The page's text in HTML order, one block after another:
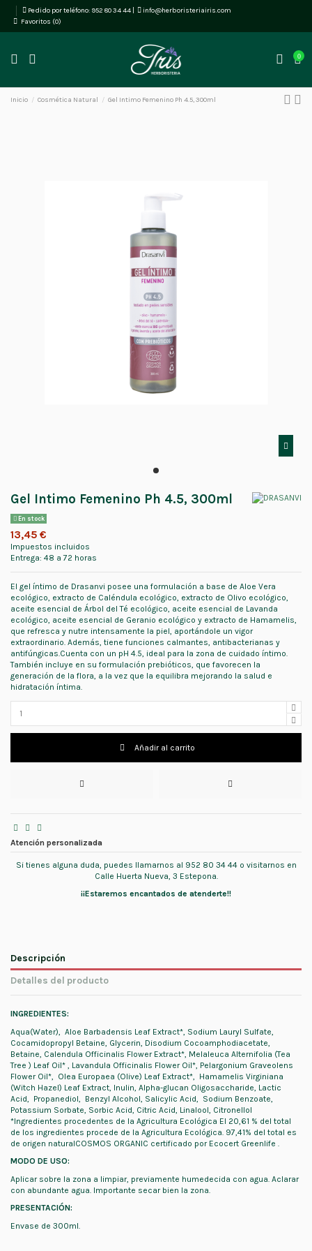
Pedido por teléfono: 952 80 34 44
info@herboristeriairis.com
Favoritos (0)
0
Inicio Cosmética Natural Gel Intimo Femenino Ph 4.5, 300ml
Gel Intimo Femenino Ph 4.5, 300ml
En stock
13,45 €
Impuestos incluidos
Entrega: 48 a 72 horas
El gel íntimo de Drasanvi posee una formulación a base de Aloe Vera
ecológico, extracto de Caléndula ecológico, extracto de Olivo ecológico,
aceite esencial de Árbol del Té ecológico, aceite esencial de Lavanda
ecológico, aceite esencial de Geranio ecológico y extracto de Hamamelis,
que refresca y nutre intensamente la piel, aportándole un vigor
extraordinario. Además, tiene funciones calmantes, antibacterianas y
antifúngicas.Cuenta con un pH 4.5, ideal para la zona de cuidado íntimo.
También incluye en su formulación prebióticos, que favorecen la
generación de la flora, a la vez que la equilibra mejorando la salud e
hidratación íntima.
Añadir al carrito
Atención personalizada
Si tienes alguna duda, puedes llamarnos al 952 80 34 44 o visitarnos en
Calle Huerta Nueva, 3 Estepona.
¡¡Estaremos encantados de atenderte!!
Descripción
Detalles del producto
INGREDIENTES:
Aqua(Water), Aloe Barbadensis Leaf Extract*, Sodium Lauryl Sulfate,
Cocamidopropyl Betaine, Glycerin, Disodium Cocoamphodiacetate,
Betaine, Calendula Officinalis Flower Extract*, Melaleuca Alternifolia (Tea
Tree ) Leaf Oil* , Lavandula Officinalis Flower Oil*, Pelargonium Graveolens
Flower Oil*, Olea Europaea (Olive) Leaf Extract*, Hamamelis Virginiana
(Witch Hazel) Leaf Extract, Inulin, Alpha-glucan Oligosaccharide, Lactic
Acid, Propanediol, Benzyl Alcohol, Salicylic Acid, Sodium Benzoate,
Potassium Sorbate, Sorbic Acid, Citric Acid, Linalool, Citronellol
*Ingredientes procedentes de la Agricultura Ecológica El 20,61 % del total
de los ingredientes procede de la Agricultura Ecológica. 97,41% del total es
de origen naturalCOSMOS ORGANIC certificado por Ecocert Greenlife .
MODO DE USO:
Aplicar sobre la zona a limpiar, previamente humedecida con agua. Aclarar
con abundante agua. Importante secar bien la zona.
PRESENTACIÓN:
Envase de 300ml.